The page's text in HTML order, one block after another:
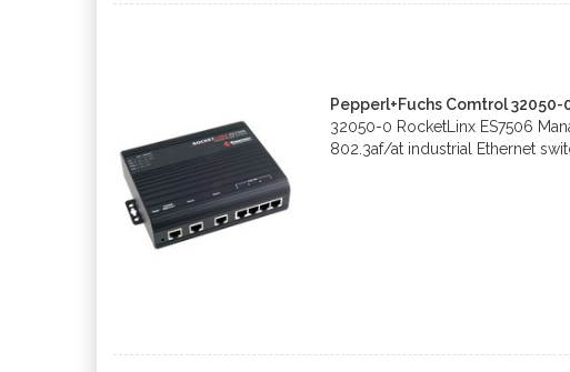
Pepperl+Fuchs Comtrol 32050-
32050-0 RocketLinx ES7506
802.3af/at industrial Ethernet